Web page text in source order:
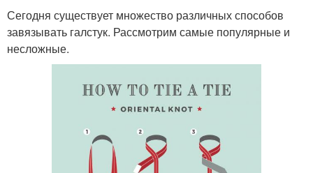
Сегодня существует множество различных способов
завязывать галстук. Рассмотрим самые популярные и
несложные.